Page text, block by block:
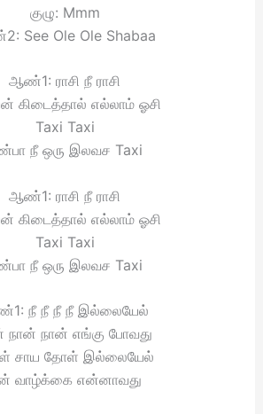
குழு: Mmm
See Ole Ole Shabaa
ஆண்1: ராசி நீ ராசி
கிடைத்தால் எல்லாம் ஓசி
Taxi Taxi
நீ ஒரு இலவச Taxi
ஆண்1: ராசி நீ ராசி
கிடைத்தால் எல்லாம் ஓசி
Taxi Taxi
நீ ஒரு இலவச Taxi
நீ நீ நீ நீ இல்லையேல்
நான் நான் எங்கு போவது
சாய தோள் இல்லையேல்
வாழ்க்கை என்னாவது